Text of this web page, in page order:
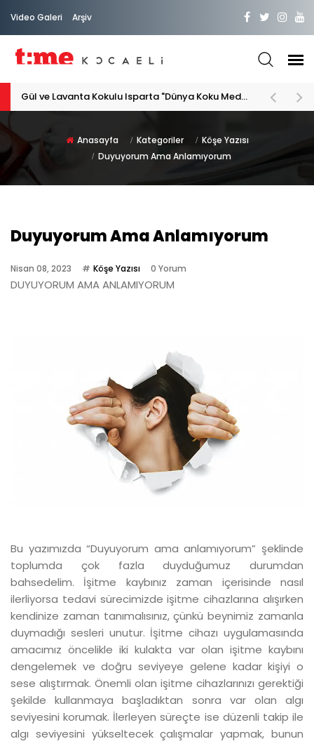
Video Galeri Arşiv
Gül ve Lavanta Kokulu Isparta "Dünya Koku Medeniyeti"
Anasayfa Kategoriler
Köşe Yazısı
Duyuyorum Ama Anlamıyorum
Duyuyorum Ama Anlamıyorum
Nisan 08, 2023 Köşe Yazısı 0 Yorum
DUYUYORUM AMA ANLAMIYORUM
Bu yazımızda “Duyuyorum ama anlamıyorum” şeklinde
toplumda çok fazla duyduğumuz durumdan
bahsedelim. İşitme kaybınız zaman içerisinde nasıl
ilerliyorsa tedavi sürecimizde işitme cihazlarına alışırken
kendinize zaman tanımalısınız, çünkü beynimiz zamanla
duymadığı sesleri unutur. İşitme cihazı uygulamasında
amacımız öncelikle iki kulakta var olan işitme kaybını
dengelemek ve doğru seviyeye gelene kadar kişiyi o
sese alıştırmak. Önemli olan işitme cihazlarınızı gerektiği
şekilde kullanmaya başladıktan sonra var olan algı
seviyesini korumak. İlerleyen süreçte ise düzenli takip ile
algı seviyesini yükseltecek çalışmalar yapmak, bunun